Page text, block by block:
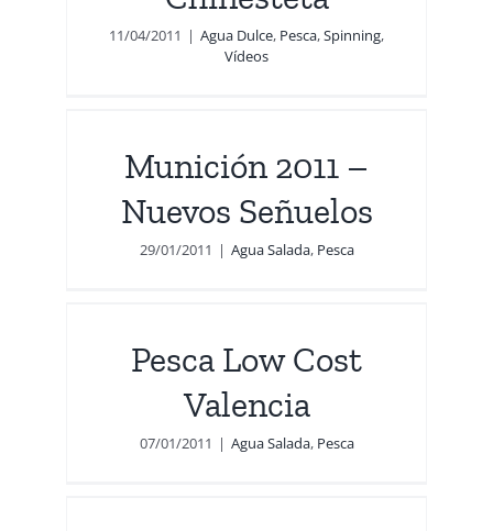
11/04/2011 | Agua Dulce, Pesca,Spinning,
Vídeos
Munición 2011 –
Nuevos Señuelos
29/01/2011 | Agua Salada, Pesca
Pesca Low Cost
Valencia
07/01/2011 | Agua Salada, Pesca